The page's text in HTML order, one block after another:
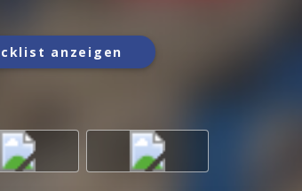
anzeigen